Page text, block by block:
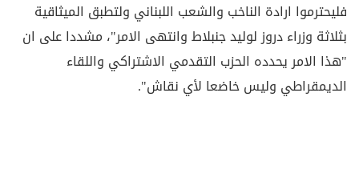
فليحترموا ارادة الناخب والشعب اللبناني ولتطبق الميثاقية
بثلاثة وزراء دروز لوليد جنبلاط وانتهى الامر"، مشددا على ان
"هذا الامر يحدده الحزب التقدمي الاشتراكي واللقاء
الديمقراطي وليس خاضعا لأي نقاش".